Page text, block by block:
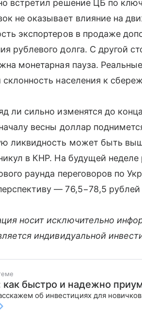
встретил решение ЦБ по
не оказывает влияние на
экспортеров в продаже
рублевого долга. С другой
монетарная пауза.
населения к
ли сильно изменятся до
весны доллар
ликвидность может быть
в КНР. На будущей
раунда переговоров по
— 76,5−78,5 рублей
носит исключительно
индивидуальной
быстро и надежно
об инвестициях для